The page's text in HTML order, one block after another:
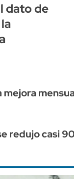
dato de
redujo casi